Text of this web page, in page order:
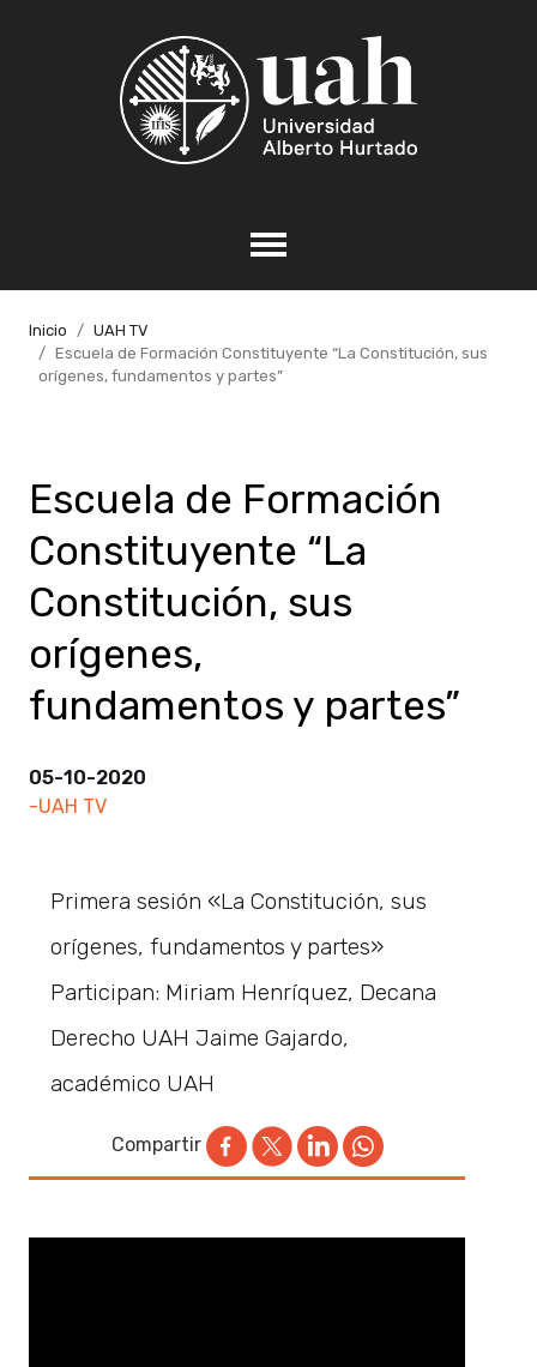
Inicio
UAH TV
Escuela de Formación Constituyente “La Constitución, sus
orígenes, fundamentos y partes”
Escuela de Formación
Constituyente “La
Constitución, sus
orígenes,
fundamentos y partes”
05-10-2020
-UAH TV
Primera sesión «La Constitución, sus
orígenes, fundamentos y partes»
Participan: Miriam Henríquez, Decana
Derecho UAH Jaime Gajardo,
académico UAH
Compartir